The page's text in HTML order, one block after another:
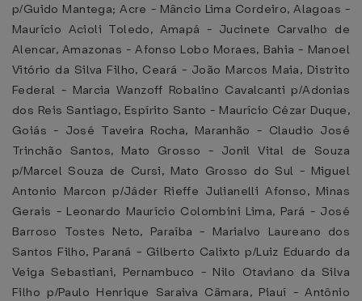
p/Guido Mantega; Acre - Mâncio Lima Cordeiro, Alagoas -
Maurício Acioli Toledo, Amapá - Jucinete Carvalho de
Alencar, Amazonas - Afonso Lobo Moraes, Bahia - Manoel
Vitório da Silva Filho, Ceará - João Marcos Maia, Distrito
Federal - Marcia Wanzoff Robalino Cavalcanti p/Adonias
dos Reis Santiago, Espírito Santo - Maurício Cézar Duque,
Goiás - José Taveira Rocha, Maranhão - Claudio José
Trinchão Santos, Mato Grosso - Jonil Vital de Souza
p/Marcel Souza de Cursi, Mato Grosso do Sul - Miguel
Antonio Marcon p/Jáder Rieffe Julianelli Afonso, Minas
Gerais - Leonardo Maurício Colombini Lima, Pará - José
Barroso Tostes Neto, Paraíba - Marialvo Laureano dos
Santos Filho, Paraná - Gilberto Calixto p/Luiz Eduardo da
Veiga Sebastiani, Pernambuco - Nilo Otaviano da Silva
Filho p/Paulo Henrique Saraiva Câmara, Piauí - Antônio